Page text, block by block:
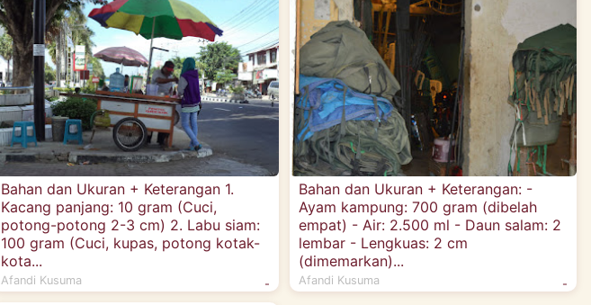
Bahan dan Ukuran + Keterangan 1.
Kacang panjang: 10 gram (Cuci,
potong-potong 2-3 cm) 2. Labu siam:
100 gram (Cuci, kupas, potong kotak-
kota...
Afandi Kusuma -
Bahan dan Ukuran + Keterangan: -
Ayam kampung: 700 gram (dibelah
empat) - Air: 2.500 ml - Daun salam: 2
lembar - Lengkuas: 2 cm
(dimemarkan)...
Afandi Kusuma -